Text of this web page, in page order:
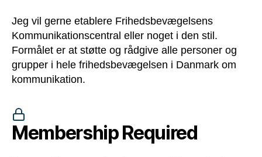
Jeg vil gerne etablere Frihedsbevægelsens
Kommunikationscentral eller noget i den stil.
Formålet er at støtte og rådgive alle personer og
grupper i hele frihedsbevægelsen i Danmark om
kommunikation.
Membership Required